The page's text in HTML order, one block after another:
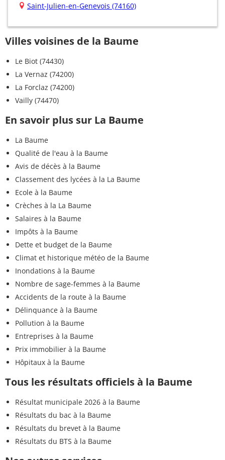
Saint-Julien-en-Genevois (74160)
Villes voisines de la Baume
Le Biot (74430)
La Vernaz (74200)
La Forclaz (74200)
Vailly (74470)
En savoir plus sur La Baume
La Baume
Qualité de l'eau à la Baume
Avis de décès à la Baume
Classement des lycées à la La Baume
Ecole à la Baume
Crèches à la La Baume
Salaires à la Baume
Impôts à la Baume
Dette et budget de la Baume
Climat et historique météo de la Baume
Inondations à la Baume
Nombre de sage-femmes à la Baume
Accidents de la route à la Baume
Délinquance à la Baume
Pollution à la Baume
Entreprises à la Baume
Prix immobilier à la Baume
Hôpitaux à la Baume
Tous les résultats officiels à la Baume
Résultat municipale 2026 à la Baume
Résultats du bac à la Baume
Résultats du brevet à la Baume
Résultats du BTS à la Baume